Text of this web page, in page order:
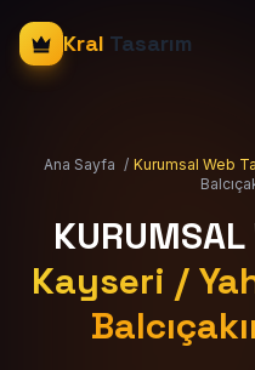
Kral Tasarım
Ana Sayfa / Kurumsal Web
Kayseri /